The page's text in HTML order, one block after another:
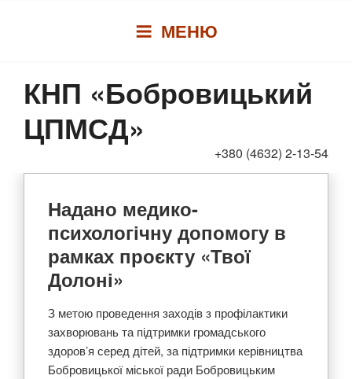
МЕНЮ
КНП «Бобровицький
ЦПМСД»
+380 (4632) 2-13-54
Надано медико-
психологічну допомогу в
рамках проєкту «Твої
Долоні»
З метою проведення заходів з профілактики
захворювань та підтримки громадського
здоров’я серед дітей, за підтримки керівництва
Бобровицької міської ради Бобровицьким